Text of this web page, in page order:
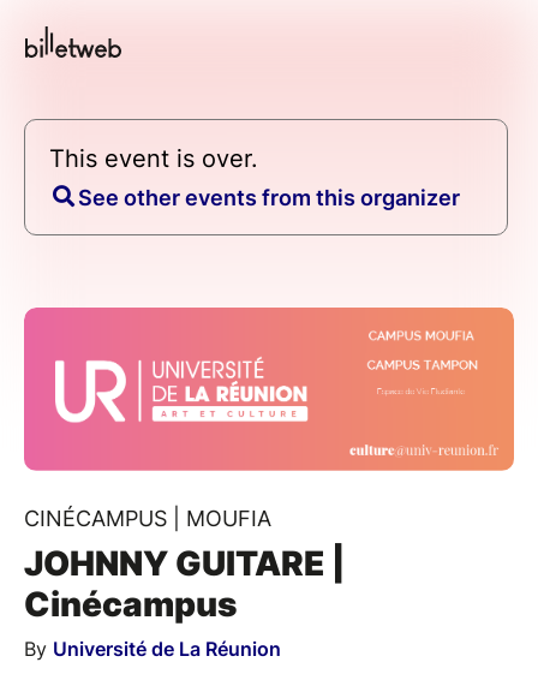
This event is over.
See other events from this organizer
CINÉCAMPUS | MOUFIA
JOHNNY GUITARE |
Cinécampus
By Université de La Réunion